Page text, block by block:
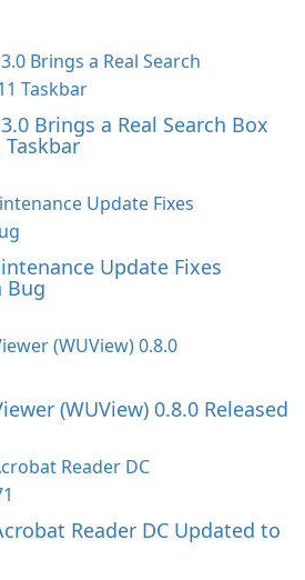
Brings a Real Search Box
Update Fixes
Bug
(WUView) 0.8.0 Released
Reader DC Updated to